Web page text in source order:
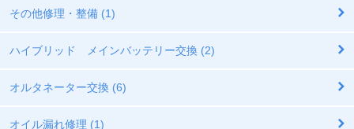
その他修理・整備 (1)
ハイブリッド メインバッテリー交換 (2)
オルタネーター交換 (6)
オイル漏れ修理 (1)